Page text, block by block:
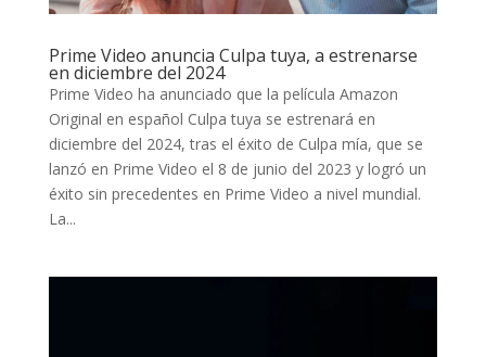
Prime Video anuncia Culpa tuya, a estrenarse
en diciembre del 2024
Prime Video ha anunciado que la película Amazon
Original en español Culpa tuya se estrenará en
diciembre del 2024, tras el éxito de Culpa mía, que se
lanzó en Prime Video el 8 de junio del 2023 y logró un
éxito sin precedentes en Prime Video a nivel mundial.
La...